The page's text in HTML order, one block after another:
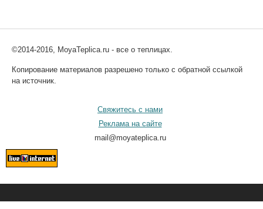
©2014-2016, MoyaTeplica.ru - все о теплицах.
Копирование материалов разрешено только с обратной ссылкой
на источник.
Свяжитесь с нами
Реклама на сайте
mail@moyateplica.ru